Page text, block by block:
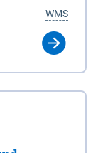
die
im
WMS